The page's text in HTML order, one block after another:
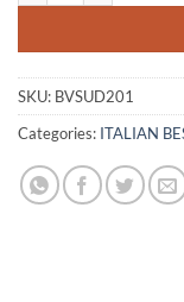
SKU: BVSUD201
Categories: ITALIAN